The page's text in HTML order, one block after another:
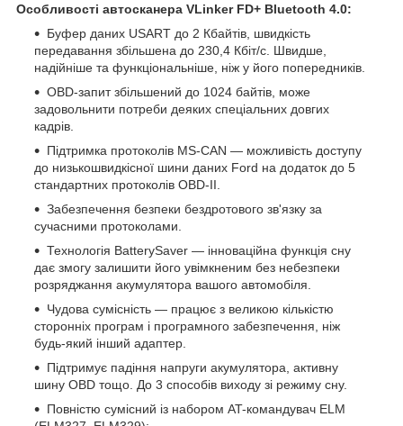
Особливості автосканера VLinker FD+ Bluetooth 4.0:
Буфер даних USART до 2 Кбайтів, швидкість
передавання збільшена до 230,4 Кбіт/с. Швидше,
надійніше та функціональніше, ніж у його попередників.
OBD-запит збільшений до 1024 байтів, може
задовольнити потреби деяких спеціальних довгих
кадрів.
Підтримка протоколів MS-CAN — можливість доступу
до низькошвидкісної шини даних Ford на додаток до 5
стандартних протоколів OBD-II.
Забезпечення безпеки бездротового зв'язку за
сучасними протоколами.
Технологія BatterySaver — інноваційна функція сну
дає змогу залишити його увімкненим без небезпеки
розряджання акумулятора вашого автомобіля.
Чудова сумісність — працює з великою кількістю
сторонніх програм і програмного забезпечення, ніж
будь-який інший адаптер.
Підтримує падіння напруги акумулятора, активну
шину OBD тощо. До 3 способів виходу зі режиму сну.
Повністю сумісний із набором AT-командувач ELM